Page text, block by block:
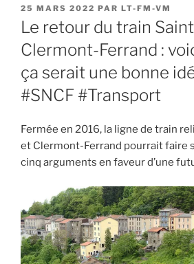
PUBLIÉ
LE
25 MARS 2022 PAR LT-FM-VM
Le retour du train
Clermont-Ferrand :
ça serait une bonne
#SNCF #Transport
Fermée en 2016, la ligne de train
et Clermont-Ferrand pourrait faire
cinq arguments en faveur d’une